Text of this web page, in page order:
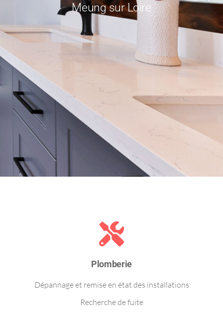
Meung sur Loire
Plomberie
Dépannage et remise en état des installations
Recherche de fuite